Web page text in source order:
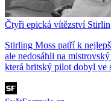
Čtyři epická vítězství
Stirling Moss patří k
ale nedosáhli na
která britský pilot dobyl ve